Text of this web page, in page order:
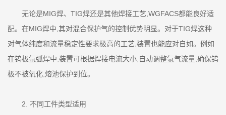
无论是MIG焊、TIG焊还是其他焊接工艺,WGFACS都能良好适
配。在MIG焊中,其对混合保护气的控制优势明显。对于TIG焊这种
对气体纯度和流量稳定性要求极高的工艺,装置也能应对自如。例如
在钨极氩弧焊中,装置可根据焊接电流大小,自动调整氩气流量,确保钨
极不被氧化,熔池保护到位。
2. 不同工件类型适用